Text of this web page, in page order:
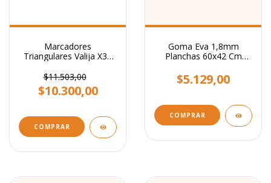
Marcadores
Triangulares Valija X36
$11.503,00
$10.300,00
Goma Eva 1,8mm
Planchas 60x42 Cm
$5.129,00
COMPRAR